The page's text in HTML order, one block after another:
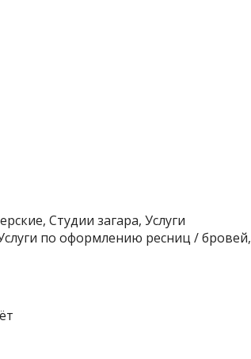
Студии загара, Услуги
по оформлению ресниц / бровей,